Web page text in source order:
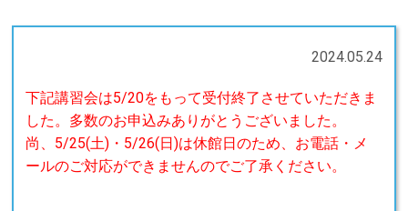
2024.05.24
下記講習会は5/20をもって受付終了させていただきま
した。多数のお申込みありがとうございました。
尚、5/25(土)・5/26(日)は休館日のため、お電話・メ
ールのご対応ができませんのでご了承ください。